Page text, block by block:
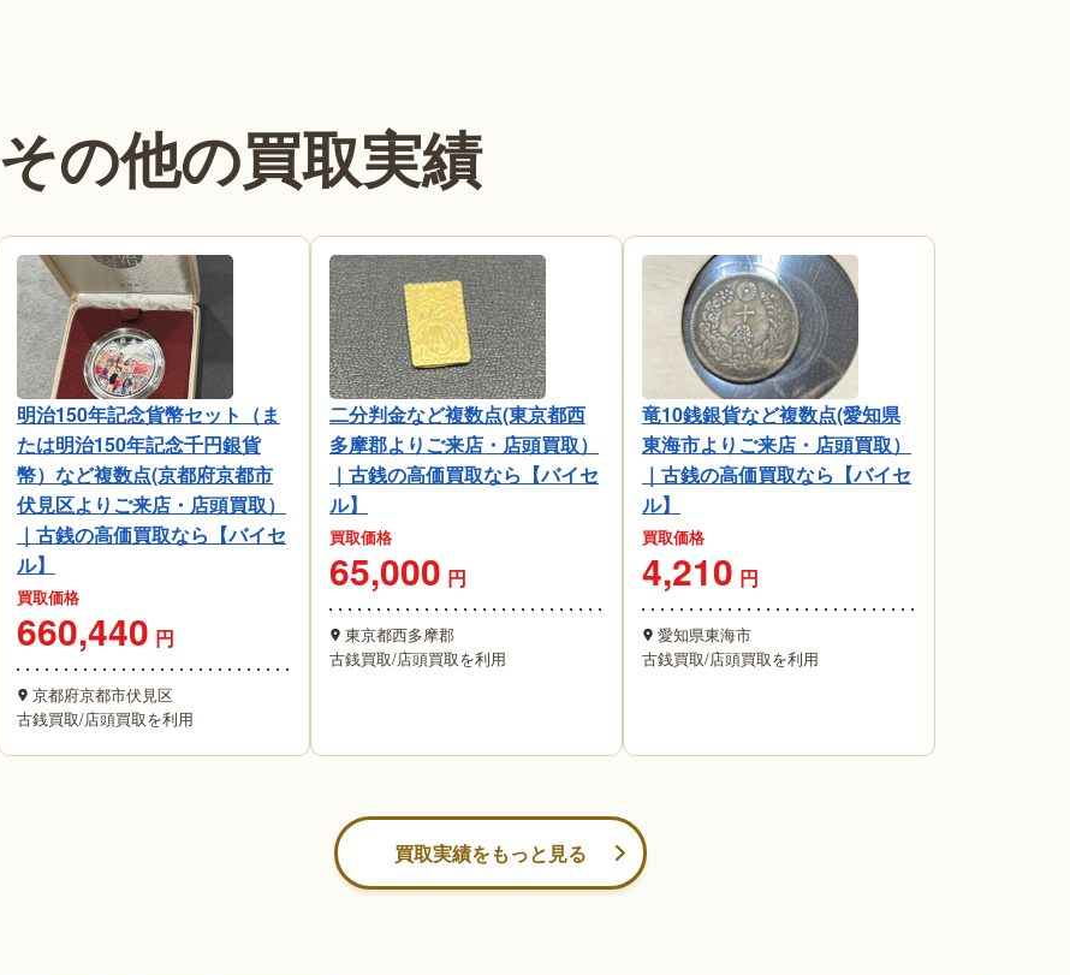
その他の買取実績
明治150年記念貨幣セット（ま
たは明治150年記念千円銀貨
幣）など複数点(京都府京都市
伏見区よりご来店・店頭買取）
｜古銭の高価買取なら【バイセ
ル】
買取価格
660,440 円
京都府京都市伏見区
古銭買取/店頭買取を利用
二分判金など複数点(東京都西
多摩郡よりご来店・店頭買取）
｜古銭の高価買取なら【バイセ
ル】
買取価格
65,000 円
東京都西多摩郡
古銭買取/店頭買取を利用
竜10銭銀貨など複数点(愛知県
東海市よりご来店・店頭買取）
｜古銭の高価買取なら【バイセ
ル】
買取価格
4,210 円
愛知県東海市
古銭買取/店頭買取を利用
買取実績をもっと見る